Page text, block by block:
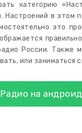
категорию
Настроений в этом
это
России. Также
или заниматься
на